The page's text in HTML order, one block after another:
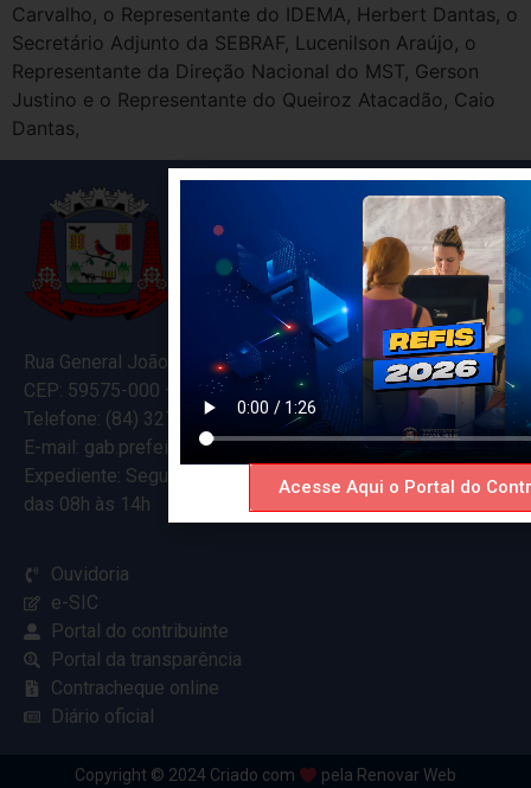
Carvalho, o Representante do IDEMA, Herbert Dantas, o
Secretário Adjunto da SEBRAF, Lucenilson Araújo, o
Representante da Direção Nacional do MST, Gerson
Justino e o Representante do Queiroz Atacadão, Caio
Dantas,
Rua General João Varela, 635
CEP: 59575-000 – Ceará-Mirim – RN
Telefone: (84) 3274-5916
E-mail: gab.prefeitocearamirim@gmail.com
Expediente: Segunda à Sexta
das 08h às 14h
Ouvidoria
e-SIC
Portal do contribuinte
Portal da transparência
Contracheque online
Diário oficial
Copyright © 2024 Criado com pela Renovar Web
Acesse Aqui o Portal do